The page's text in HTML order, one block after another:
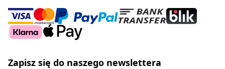
Zapisz się do naszego newslettera